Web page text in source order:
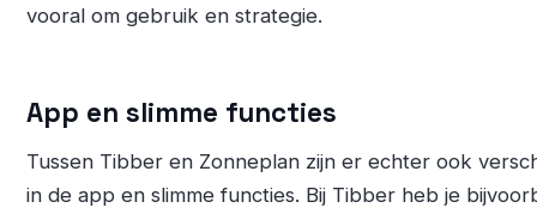
vooral om gebruik en strategie.
App en slimme functies
Tussen Tibber en Zonneplan zijn er echter ook
in de app en slimme functies. Bij Tibber heb je